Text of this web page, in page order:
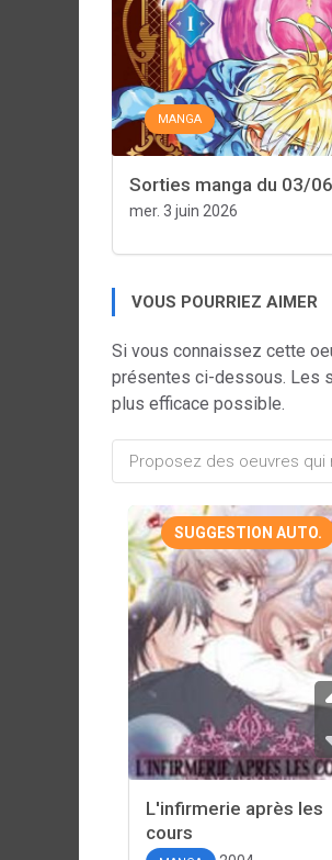
MANGA
Sorties manga du 03/
mer. 3 juin 2026
VOUS POURRIEZ AIMER
Si vous connaissez cette
présentes ci-dessous. Les
plus efficace possible.
SUGGESTION AUTO.
L'infirmerie après les
cours